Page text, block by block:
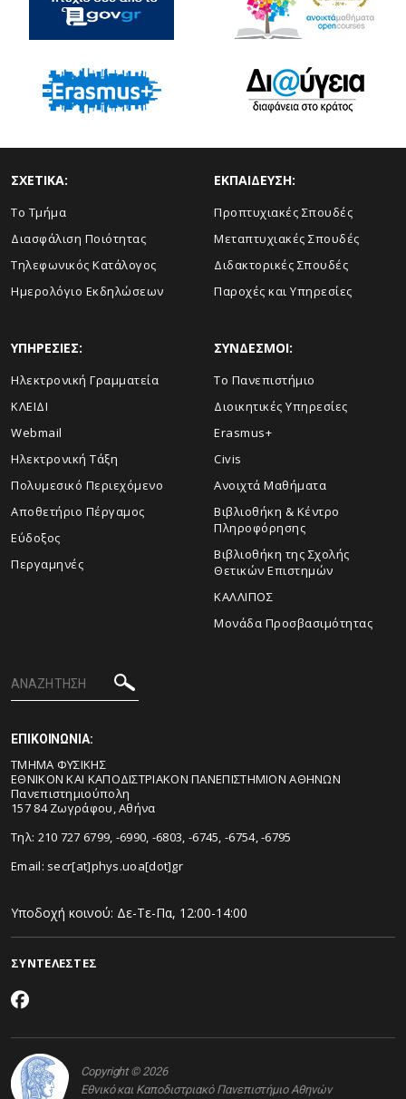
ΣΧΕΤΙΚΑ:
Το Τμήμα
Διασφάλιση Ποιότητας
Τηλεφωνικός Κατάλογος
Ημερολόγιο Εκδηλώσεων
ΕΚΠΑΙΔΕΥΣΗ:
Προπτυχιακές Σπουδές
Μεταπτυχιακές Σπουδές
Διδακτορικές Σπουδές
Παροχές και Υπηρεσίες
ΥΠΗΡΕΣΙΕΣ:
Ηλεκτρονική Γραμματεία
ΚΛΕΙΔΙ
Webmail
Ηλεκτρονική Τάξη
Πολυμεσικό Περιεχόμενο
Αποθετήριο Πέργαμος
Εύδοξος
Περγαμηνές
ΣΥΝΔΕΣΜΟΙ:
Το Πανεπιστήμιο
Διοικητικές Υπηρεσίες
Erasmus+
Civis
Ανοιχτά Μαθήματα
Βιβλιοθήκη & Κέντρο
Πληροφόρησης
Βιβλιοθήκη της Σχολής
Θετικών Επιστημών
ΚΑΛΛΙΠΟΣ
Μονάδα Προσβασιμότητας
ΕΠΙΚΟΙΝΩΝΙΑ:
ΤΜΗΜΑ ΦΥΣΙΚΗΣ
ΕΘΝΙΚΟΝ ΚΑΙ ΚΑΠΟΔΙΣΤΡΙΑΚΟΝ ΠΑΝΕΠΙΣΤΗΜΙΟΝ ΑΘΗΝΩΝ
Πανεπιστημιούπολη
157 84 Ζωγράφου, Αθήνα
Τηλ: 210 727 6799, -6990, -6803, -6745, -6754, -6795
Email: secr[at]phys.uoa[dot]gr
Υποδοχή κοινού: Δε-Τε-Πα, 12:00-14:00
ΣΥΝΤΕΛΕΣΤΕΣ
Copyright © 2026
Εθνικό και Καποδιστριακό Πανεπιστήμιο Αθηνών